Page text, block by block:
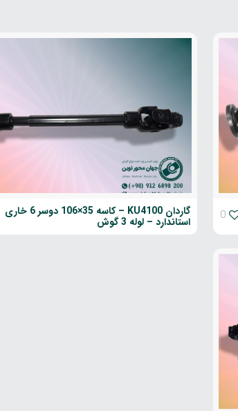
0 گاردان KU4100 – کاسه 35×106 دوسر 6 خاری
استاندارد – لوله 3 گوش